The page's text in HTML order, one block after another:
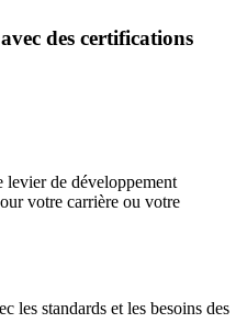
des certifications
de développement
votre carrière ou votre
les standards et les besoins des